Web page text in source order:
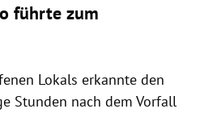
führte zum
Lokals erkannte den
Stunden nach dem Vorfall